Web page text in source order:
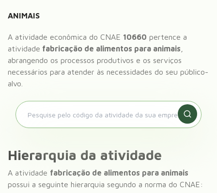
ANIMAIS
A atividade econômica do CNAE 10660 pertence a
atividade fabricação de alimentos para animais
abrangendo os processos produtivos e os serviços
necessários para atender às necessidades do seu público-
alvo.
Hierarquia da atividade
A atividade fabricação de alimentos para animais
possui a seguinte hierarquia segundo a norma do CNAE: